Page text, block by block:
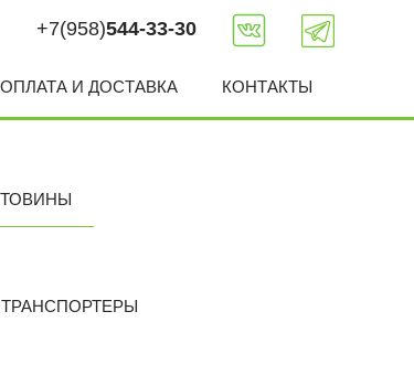
+7(958)544-33-30
ОПЛАТА И ДОСТАВКА КОНТАКТЫ
ТРАНСПОРТЕРЫ